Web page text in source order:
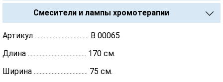
Смесители и лампы хромотерапии
Артикул .................................... В 00065
Длина ....................................... 170 см.
Ширина .................................... 75 см.